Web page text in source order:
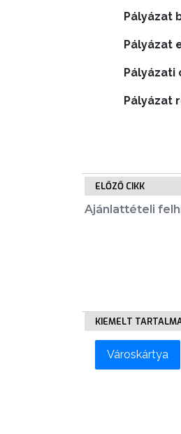
KÖLTSÉGVETÉSI
FEJLESZTÉSEK
Pályázat
Pályázat
Pályázati
Pályázat
ELŐZŐ CIKK
Ajánlattételi
KIEMELT
Városkártya